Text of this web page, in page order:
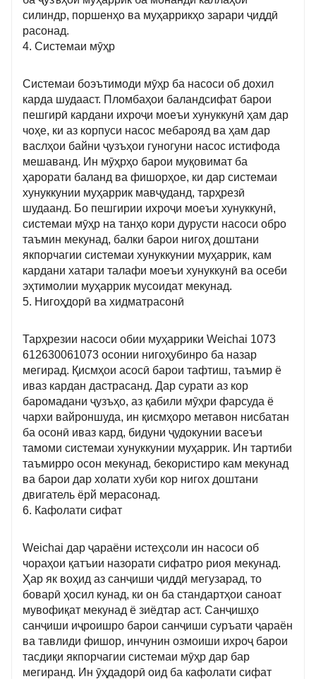
силиндр, поршенҳо ва муҳаррикҳо зарари ҷиддӣ
расонад.
4. Системаи мӯҳр
Системаи боэътимоди мӯҳр ба насоси об дохил
карда шудааст. Пломбаҳои баландсифат барои
пешгирӣ кардани ихроҷи моеъи хунуккунӣ ҳам дар
чоҳе, ки аз корпуси насос мебарояд ва ҳам дар
васлҳои байни ҷузъҳои гуногуни насос истифода
мешаванд. Ин мӯҳрҳо барои муқовимат ба
ҳарорати баланд ва фишорҳое, ки дар системаи
хунуккунии муҳаррик мавҷуданд, тарҳрезӣ
шудаанд. Бо пешгирии ихроҷи моеъи хунуккунӣ,
системаи мӯҳр на танҳо кори дурусти насоси обро
таъмин мекунад, балки барои нигоҳ доштани
якпорчагии системаи хунуккунии муҳаррик, кам
кардани хатари талафи моеъи хунуккунӣ ва осеби
эҳтимолии муҳаррик мусоидат мекунад.
5. Нигоҳдорӣ ва хидматрасонӣ
Тарҳрезии насоси обии муҳаррики Weichai 1073
612630061073 осонии нигоҳубинро ба назар
мегирад. Қисмҳои асосӣ барои тафтиш, таъмир ё
иваз кардан дастрасанд. Дар сурати аз кор
баромадани ҷузъҳо, аз қабили мӯҳри фарсуда ё
чархи вайроншуда, ин қисмҳоро метавон нисбатан
ба осонӣ иваз кард, бидуни ҷудокунии васеъи
тамоми системаи хунуккунии муҳаррик. Ин тартиби
таъмирро осон мекунад, бекористиро кам мекунад
ва барои дар холати хуби кор нигох доштани
двигатель ёрй мерасонад.
6. Кафолати сифат
Weichai дар ҷараёни истеҳсоли ин насоси об
чораҳои қатъии назорати сифатро риоя мекунад.
Ҳар як воҳид аз санҷиши ҷиддӣ мегузарад, то
боварӣ ҳосил кунад, ки он ба стандартҳои саноат
мувофиқат мекунад ё зиёдтар аст. Санҷишҳо
санҷиши иҷроишро барои санҷиши суръати ҷараён
ва тавлиди фишор, инчунин озмоиши ихроҷ барои
тасдиқи якпорчагии системаи мӯҳр дар бар
мегиранд. Ин ӯҳдадорӣ оид ба кафолати сифат